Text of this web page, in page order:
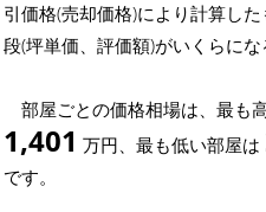
引価格(売却価格)により計算し
段(坪単価、評価額)がいくらにな
部屋ごとの価格相場は、最も
1,401 万円、最も低い部屋は
です。